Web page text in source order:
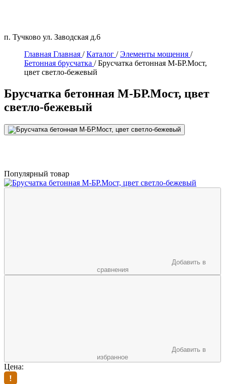
п. Тучково ул. Заводская д.6
Главная Главная / Каталог / Элементы мощения /
Бетонная брусчатка / Брусчатка бетонная М-БР.Мост,
цвет светло-бежевый
Брусчатка бетонная М-БР.Мост, цвет
светло-бежевый
Популярный товар
Добавить в
сравнения
Добавить в
избранное
Цена: